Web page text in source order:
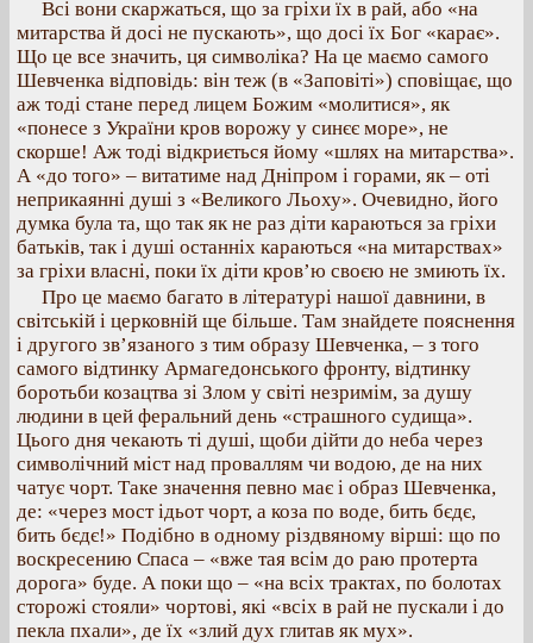
Всі вони скаржаться, що за гріхи їх в рай, або «на
митарства й досі не пускають», що досі їх Бог «карає».
Що це все значить, ця символіка? На це маємо самого
Шевченка відповідь: він теж (в «Заповіті») сповіщає, що
аж тоді стане перед лицем Божим «молитися», як
«понесе з України кров ворожу у синєє море», не
скорше! Аж тоді відкриється йому «шлях на митарства».
А «до того» – витатиме над Дніпром і горами, як – оті
неприкаянні душі з «Великого Льоху». Очевидно, його
думка була та, що так як не раз діти караються за гріхи
батьків, так і душі останніх караються «на митарствах»
за гріхи власні, поки їх діти кров’ю своєю не змиють їх.
Про це маємо багато в літературі нашої давнини, в
світській і церковній ще більше. Там знайдете пояснення
і другого зв’язаного з тим образу Шевченка, – з того
самого відтинку Армагедонського фронту, відтинку
боротьби козацтва зі Злом у світі незримім, за душу
людини в цей феральний день «страшного судища».
Цього дня чекають ті душі, щоби дійти до неба через
символічний міст над проваллям чи водою, де на них
чатує чорт. Таке значення певно має і образ Шевченка,
де: «через мост ідьот чорт, а коза по воде, бить бєдє,
бить бєдє!» Подібно в одному різдвяному вірші: що по
воскресению Спаса – «вже тая всім до раю протерта
дорога» буде. А поки що – «на всіх трактах, по болотах
сторожі стояли» чортові, які «всіх в рай не пускали і до
пекла пхали», де їх «злий дух глитав як мух».